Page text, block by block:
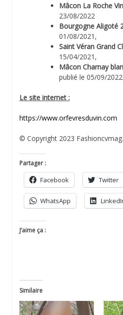
Mâcon La Roche
23/08/2022
Bourgogne Aligoté
01/08/2021,
Saint Véran Grand
15/04/2021,
Mâcon Charnay
publié le 05/09/2022.
Le site internet :
https://www.orfevresduvin.com
© Copyright 2023
Partager :
Facebook Twitter
WhatsApp
J’aime ça :
Similaire